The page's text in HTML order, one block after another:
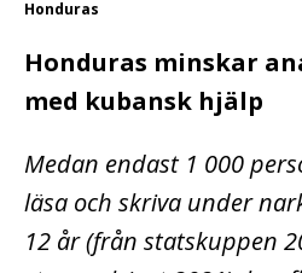
Honduras
Honduras minskar
med kubansk hjälp
Medan endast 1 000
läsa och skriva under
12 år (från statskuppen